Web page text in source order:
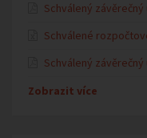
Schválený
Schválené
Schválený
Zobrazit více